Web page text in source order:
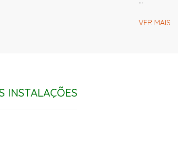
VER MAIS
INSTALAÇÕES